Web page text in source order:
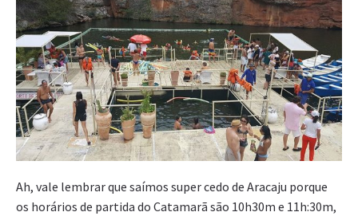
Ah, vale lembrar que saímos super cedo de Aracaju porque
os horários de partida do Catamarã são 10h30m e 11h:30m,